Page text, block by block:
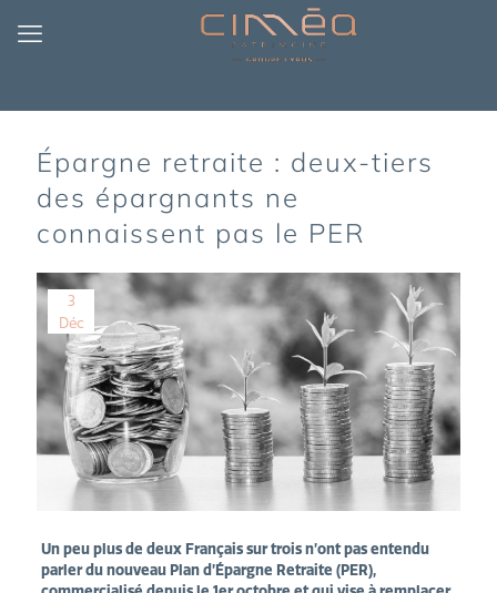
Épargne retraite : deux-tiers
des épargnants ne
connaissent pas le PER
3
Déc
Un peu plus de deux Français sur trois n’ont pas entendu
parler du nouveau Plan d’Épargne Retraite (PER),